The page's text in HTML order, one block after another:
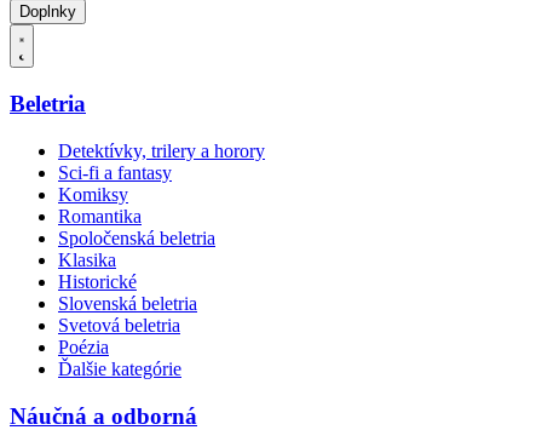
Doplnky
Beletria
Detektívky, trilery a horory
Sci-fi a fantasy
Komiksy
Romantika
Spoločenská beletria
Klasika
Historické
Slovenská beletria
Svetová beletria
Poézia
Ďalšie kategórie
Náučná a odborná